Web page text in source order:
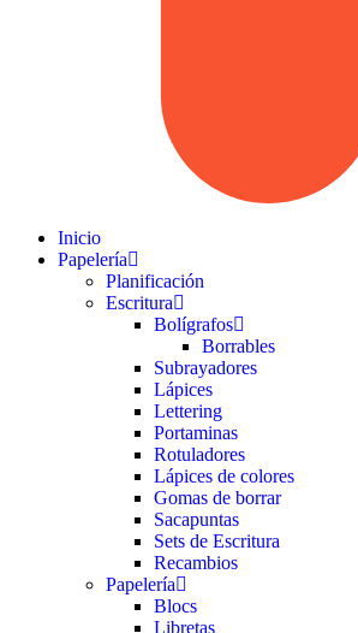
Inicio
Papelería
Planificación
Escritura
Bolígrafos
Borrables
Subrayadores
Lápices
Lettering
Portaminas
Rotuladores
Lápices de colores
Gomas de borrar
Sacapuntas
Sets de Escritura
Recambios
Papelería
Blocs
Libretas